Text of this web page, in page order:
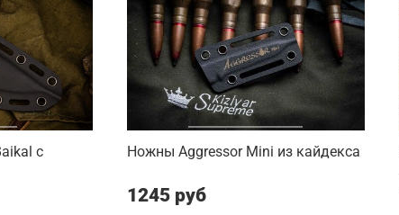
с
Ножны Aggressor Mini из кайдекса
1245 руб